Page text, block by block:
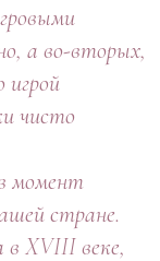
а во-вторых,
чисто
момент
стране.
в XVIII веке,